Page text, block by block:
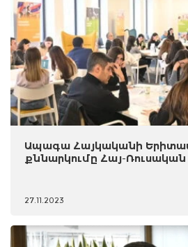
Ապագա Հայկականի
քննարկումը Հայ-
27.11.2023